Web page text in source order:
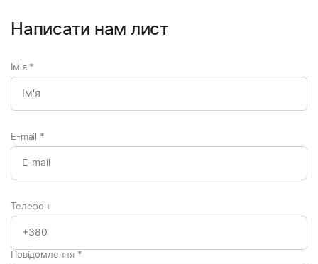
Написати нам лист
Ім'я *
E-mail *
Телефон
Повідомлення *